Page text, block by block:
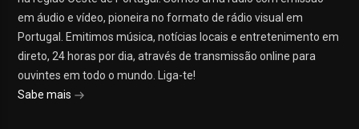
em áudio e vídeo, pioneira no formato de rádio visual em
Portugal. Emitimos música, notícias locais e entretenimento em
direto, 24 horas por dia, através de transmissão online para
ouvintes em todo o mundo. Liga-te!
Sabe mais